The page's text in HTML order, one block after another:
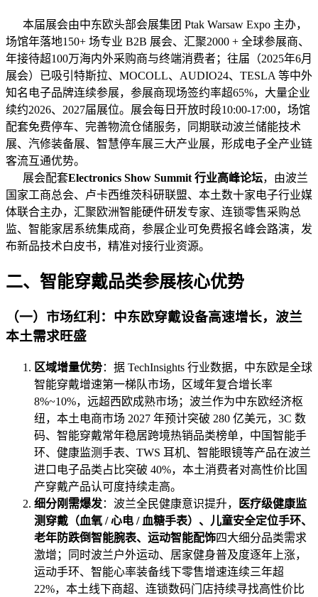
本届展会由中东欧头部会展集团 Ptak Warsaw Expo 主办，
场馆年落地150+ 场专业 B2B 展会、汇聚2000 + 全球参展商、
年接待超100万海内外采购商与终端消费者；往届（2025年6月
展会）已吸引特斯拉、MOCOLL、AUDIO24、TESLA 等中外
知名电子品牌连续参展，参展商现场签约率超65%，大量企业
续约2026、2027届展位。展会每日开放时段10:00-17:00，场馆
配套免费停车、完善物流仓储服务，同期联动波兰储能技术
展、汽修装备展、智慧停车展三大产业展，形成电子全产业链
客流互通优势。
展会配套Electronics Show Summit 行业高峰论坛，由波兰
国家工商总会、卢卡西维茨科研联盟、本土数十家电子行业媒
体联合主办，汇聚欧洲智能硬件研发专家、连锁零售采购总
监、智能家居系统集成商，参展企业可免费报名峰会路演，发
布新品技术白皮书，精准对接行业资源。
二、智能穿戴品类参展核心优势
（一）市场红利：中东欧穿戴设备高速增长，波兰
本土需求旺盛
区域增量优势：据 TechInsights 行业数据，中东欧是全球
智能穿戴增速第一梯队市场，区域年复合增长率
8%~10%，远超西欧成熟市场；波兰作为中东欧经济枢
纽，本土电商市场 2027 年预计突破 280 亿美元，3C 数
码、智能穿戴常年稳居跨境热销品类榜单，中国智能手
环、健康监测手表、TWS 耳机、智能眼镜等产品在波兰
进口电子品类占比突破 40%，本土消费者对高性价比国
产穿戴产品认可度持续走高。
细分刚需爆发：波兰全民健康意识提升，
医疗级健康监
测穿戴（血氧 / 心电 / 血糖手表）、儿童安全定位手环、
老年防跌倒智能腕表、运动智能配饰四大细分品类需求
激增；同时波兰户外运动、居家健身普及度逐年上涨，
运动手环、智能心率装备线下零售增速连续三年超
22%，本土线下商超、连锁数码门店持续寻找高性价比